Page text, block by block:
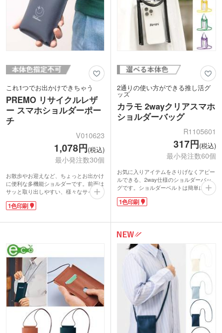
これ1つでお出かけできちゃう
PREMO リサイクルレザ
ー スマホショルダーポー
チ
V010623
1,078円(税込)
最小発注数30個
お散歩やお迎えなど、ちょっとお出かけ
に便利な多機能ショルダーです。前面は
サッと取り出しやすい、様々なサイズに
対応したスマホ用ポーチ。ファスナーポ
ーチ部分にはリップや小銭入れなど小物
ルダーが付いています。
た、環境にやさしい商品です。レザーと
同色の丸紐のコードやゴールドの金具が
フェミニンで上品なデザインです。1色
印刷でロゴなどを印刷して、サロンの周
年記念品などにおすすめです。
1色印刷
2通りの使い方ができる推し活グ
ッズ
カラモ 2wayクリアスマホ
ショルダーバッグ
R1105601
317円(税込)
最小発注数60個
お気に入りアイテムをさりげなくアピー
ルできる、2way仕様のショルダーバッ
グです。ショルダーベルトは簡単に着脱
でき、ポーチになります。性別問わず使
いやすいシンプルなデザインが魅力。ス
す。
表面に1色印刷で名入れ可能です。レジ
ャー施設の周年記念品やライブの物販グ
ッズなどを制作したい方におすすめ。豊
富なカラバリからお好きな本体色をお選
びください。
1色印刷